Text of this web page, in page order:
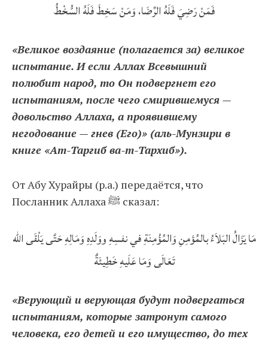
فَمَنْ رَضِيَ فَلَهُ الرِّضَا، وَمَنْ سَخِطَ فَلَهُ السُّخْطُ
«Великое воздаяние (полагается за) великое
испытание. И если Аллах Всевышний
полюбит народ, то Он подвергнет его
испытаниям, после чего смирившемуся —
довольство Аллаха, а проявившему
негодование — гнев (Его)» (аль-Мунзири в
книге «Ат-Таргиб ва-т-Тархиб»).
От Абу Хурайры (р.а.) передаётся, что
Посланник Аллаха ﷺ сказал:
مَا يَزَالُ البَلاَءُ بالمُؤمِنِ وَالمُؤْمِنَةِ في نفسِهِ ووَلَدِهِ وَمَالِهِ حَتَّى يَلْقَى الله
تَعَالَى وَمَا عَلَيهِ خَطِيئَةٌ
«Верующий и верующая будут подвергаться
испытаниям, которые затронут самого
человека, его детей и его имущество, до тех